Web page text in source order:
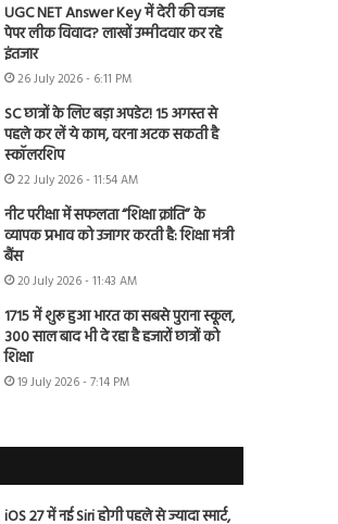
UGC NET Answer Key में देरी की वजह
पेपर लीक विवाद? लाखों उम्मीदवार कर रहे
इंतजार
26 July 2026 - 6:11 PM
SC छात्रों के लिए बड़ा अपडेट! 15 अगस्त से
पहले कर लें ये काम, वरना अटक सकती है
स्कॉलरशिप
22 July 2026 - 11:54 AM
नीट परीक्षा में सफलता “शिक्षा क्रांति” के
व्यापक प्रभाव को उजागर करती है: शिक्षा मंत्री
बैंस
20 July 2026 - 11:43 AM
1715 में शुरू हुआ भारत का सबसे पुराना स्कूल,
300 साल बाद भी दे रहा है हजारों छात्रों को
शिक्षा
19 July 2026 - 7:14 PM
iOS 27 में नई Siri होगी पहले से ज्यादा स्मार्ट,